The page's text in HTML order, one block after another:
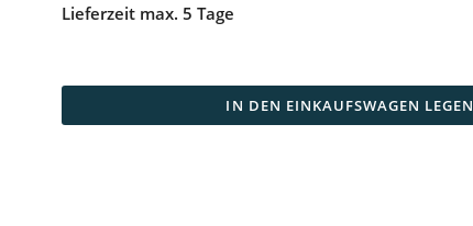
Lieferzeit max. 5 Tage
IN DEN EINKAUFSWAGEN LEGEN